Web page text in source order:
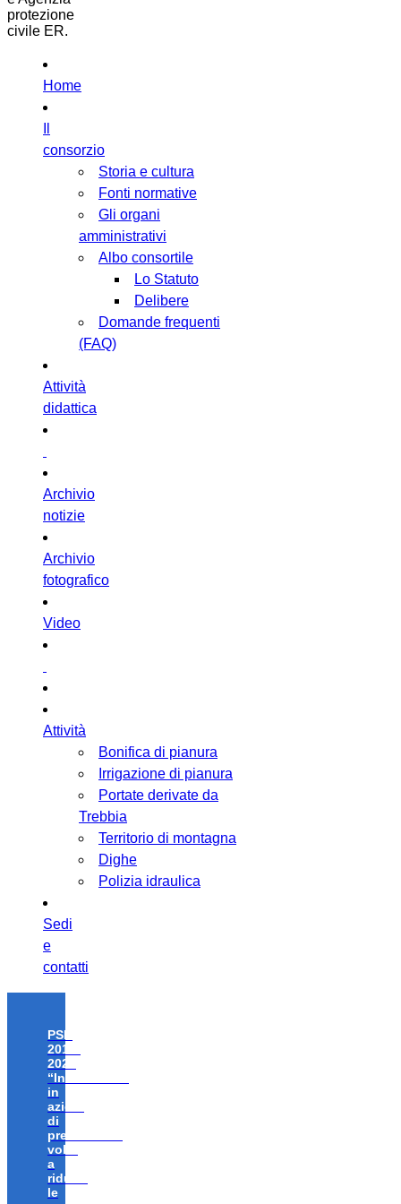
protezione
civile ER.
Home
consorzio
Storia e cultura
Fonti normative
Gli organi
amministrativi
Albo consortile
Lo Statuto
Delibere
Domande frequenti
(FAQ)
Attività
didattica
Archivio
notizie
Archivio
fotografico
Video
Attività
Bonifica di pianura
Irrigazione di pianura
Portate derivate da
Trebbia
Territorio di montagna
Dighe
Polizia idraulica
Sedi
e
contatti
PSR
2014-
2020
“Investimenti
in
azioni
di
prevenzione
volte
a
ridurre
le